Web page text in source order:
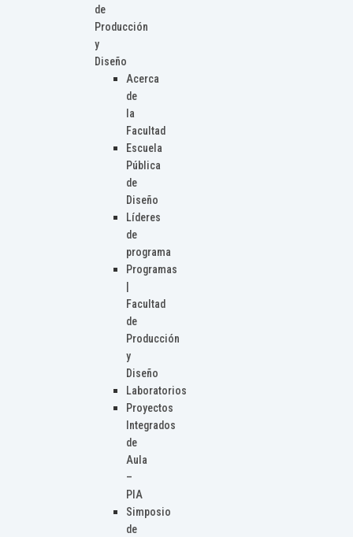
de
Producción
y
Diseño
Acerca
de
la
Facultad
Escuela
Pública
de
Diseño
Líderes
de
programa
Programas
Facultad
de
Producción
y
Diseño
Laboratorios
Proyectos
Integrados
de
Aula
–
PIA
Simposio
de